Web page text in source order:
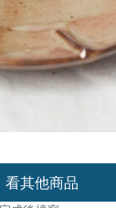
看其他商品